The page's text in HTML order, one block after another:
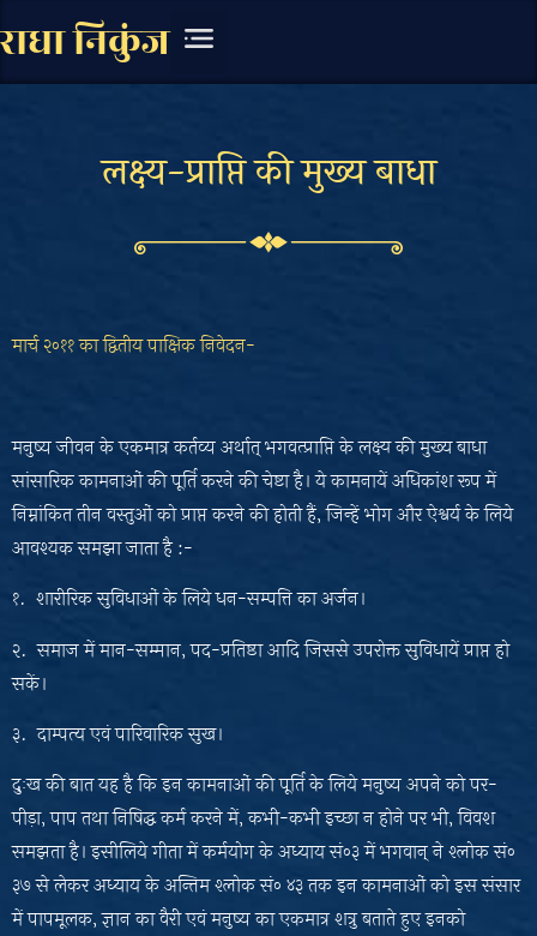
राधा निकुंज
लक्ष्य-प्राप्ति की मुख्य बाधा
मार्च २०११ का द्वितीय पाक्षिक निवेदन-
मनुष्य जीवन के एकमात्र कर्तव्य अर्थात्‌ भगवत्प्राप्ति के लक्ष्य की मुख्य बाधा
सांसारिक कामनाओं की पूर्ति करने की चेष्टा है। ये कामनायें अधिकांश रूप में
निम्नांकित तीन वस्तुओं को प्राप्त करने की होती हैं, जिन्हें भोग औरऐश्वर्यके लिये
आवश्यक समझा जाता है :-
१. शारीरिक सुविधाओं के लिये धन-सम्पत्ति का अर्जन।
२. समाज में मान-सम्मान, पद-प्रतिष्ठा आदि जिससे उपरोक्त सुविधायें प्राप्त हो
सकें।
३. दाम्पत्य एवं पारिवारिक सुख।
दुःख की बात यह है कि इन कामनाओं की पूर्ति के लिये मनुष्य अपने को पर-
पीड़ा, पाप तथा निषिद्ध कर्म करने में, कभी-कभी इच्छा न होने पर भी, विवश
समझता है। इसीलिये गीता में कर्मयोग के अध्याय सं०३ में भगवान्‌ ने श्लोक सं०
३७ से लेकर अध्याय के अन्तिम श्लोक सं० ४३ तक इन कामनाओं को इस संसार
में पापमूलक, ज्ञान का वैरी एवं मनुष्य का एकमात्र शत्रु बताते हुए इनको